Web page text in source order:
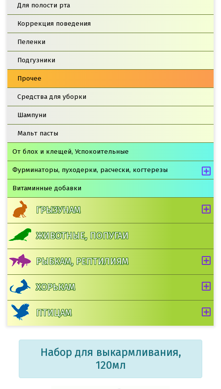
Для полости рта
Коррекция поведения
Пеленки
Подгузники
Прочее
Средства для уборки
Шампуни
Мальт пасты
От блох и клещей, Успокоительные
Фурминаторы, пуходерки, расчески, когтерезы
Витаминные добавки
ГРЫЗУНАМ
ЖИВОТНЫЕ, ПОПУГАИ
РЫБКАМ, РЕПТИЛИЯМ
ХОРЬКАМ
ПТИЦАМ
Набор для выкармливания,
120мл